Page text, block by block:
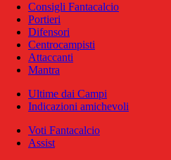
Consigli Fantacalcio
Portieri
Difensori
Centrocampisti
Attaccanti
Mantra
Ultime dai Campi
Indicazioni amichevoli
Voti Fantacalcio
Assist